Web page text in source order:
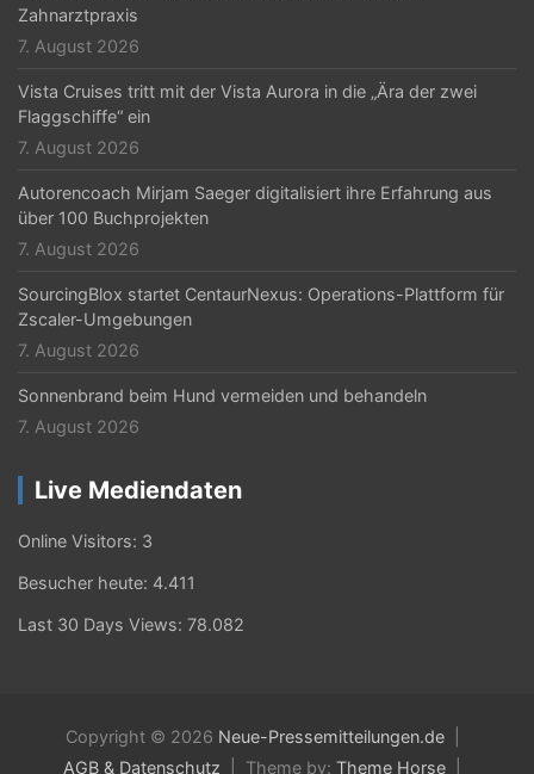
Zahnarztpraxis
7. August 2026
Vista Cruises tritt mit der Vista Aurora in die „Ära der zwei
Flaggschiffe“ ein
7. August 2026
Autorencoach Mirjam Saeger digitalisiert ihre Erfahrung aus
über 100 Buchprojekten
7. August 2026
SourcingBlox startet CentaurNexus: Operations-Plattform für
Zscaler-Umgebungen
7. August 2026
Sonnenbrand beim Hund vermeiden und behandeln
7. August 2026
Live Mediendaten
Online Visitors: 3
Besucher heute: 4.411
Last 30 Days Views: 78.082
Copyright © 2026 Neue-Pressemitteilungen.de
AGB & Datenschutz
Theme by: Theme Horse